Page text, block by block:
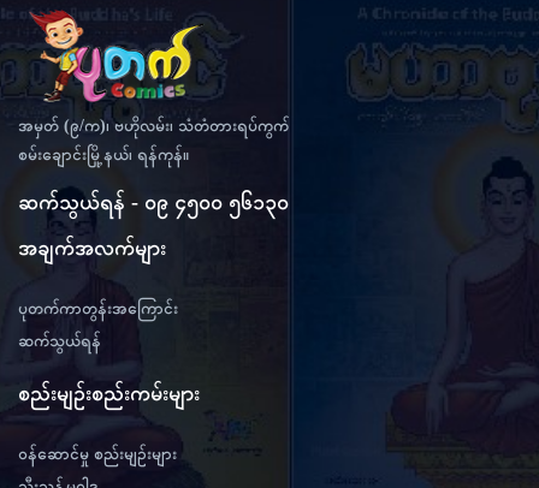
အမှတ် (၉/က)၊ ဗဟိုလမ်း၊ သံတံတားရပ်ကွက်
စမ်းချောင်းမြို့နယ်၊ ရန်ကုန်။
ဆက်သွယ်ရန် - ၀၉ ၄၅၀၀ ၅၆၁၃၀
အချက်အလက်များ
ပုတက်ကာတွန်းအကြောင်း
ဆက်သွယ်ရန်
စည်းမျဉ်းစည်းကမ်းများ
ဝန်ဆောင်မှု စည်းမျဉ်းများ